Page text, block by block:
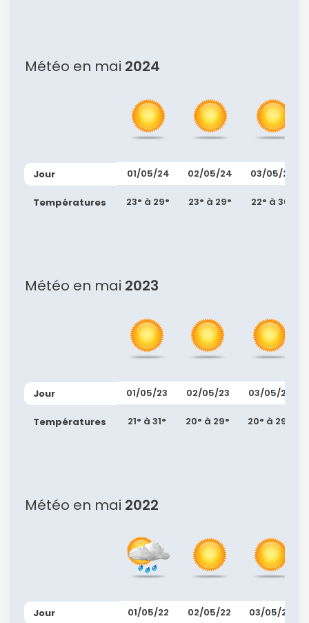
Météo en mai 2024
Jour
Températures
01/05/24
23° à 29°
02/05/24
23° à 29°
03/05/24
22° à 30°
Météo en mai 2023
Jour
Températures
01/05/23
21° à 31°
02/05/23
20° à 29°
03/05/23
20° à 29°
Météo en mai 2022
Jour 01/05/22 02/05/22 03/05/22
ou connectez-vous par mail
Politique de